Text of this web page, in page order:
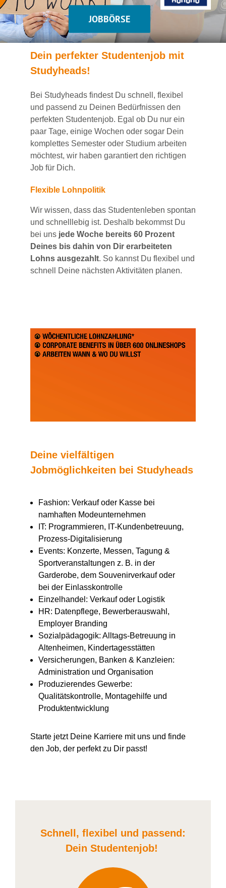
JOBBÖRSE
Dein perfekter Studentenjob mit
Studyheads!
Bei Studyheads findest Du schnell, flexibel
und passend zu Deinen Bedürfnissen den
perfekten Studentenjob. Egal ob Du nur ein
paar Tage, einige Wochen oder sogar Dein
komplettes Semester oder Studium arbeiten
möchtest, wir haben garantiertden richtigen
Job für Dich.
Flexible Lohnpolitik
Wir wissen, dass das Studentenleben spontan
und schnelllebig ist. Deshalb bekommst Du
bei uns jede Woche bereits 60 Prozent
Deines bis dahin von Dir erarbeiteten
Lohns ausgezahlt. So kannst Du flexibel und
schnell Deine nächsten Aktivitäten planen.
Deine vielfältigen
Jobmöglichkeiten bei Studyheads
Fashion: Verkauf oder Kasse bei
namhaften Modeunternehmen
IT: Programmieren, IT-Kundenbetreuung,
Prozess-Digitalisierung
Events: Konzerte, Messen, Tagung &
Sportveranstaltungen z. B. in der
Garderobe, dem Souvenirverkauf oder
bei der Einlasskontrolle
Einzelhandel: Verkauf oder Logistik
HR: Datenpflege, Bewerberauswahl,
Employer Branding
Sozialpädagogik: Alltags-Betreuung in
Altenheimen, Kindertagesstätten
Versicherungen, Banken & Kanzleien:
Administration und Organisation
Produzierendes Gewerbe:
Qualitätskontrolle, Montagehilfe und
Produktentwicklung
Starte jetzt Deine Karriere mit uns und finde
den Job, der perfekt zu Dir passt!
Schnell, flexibel und passend:
Dein Studentenjob!